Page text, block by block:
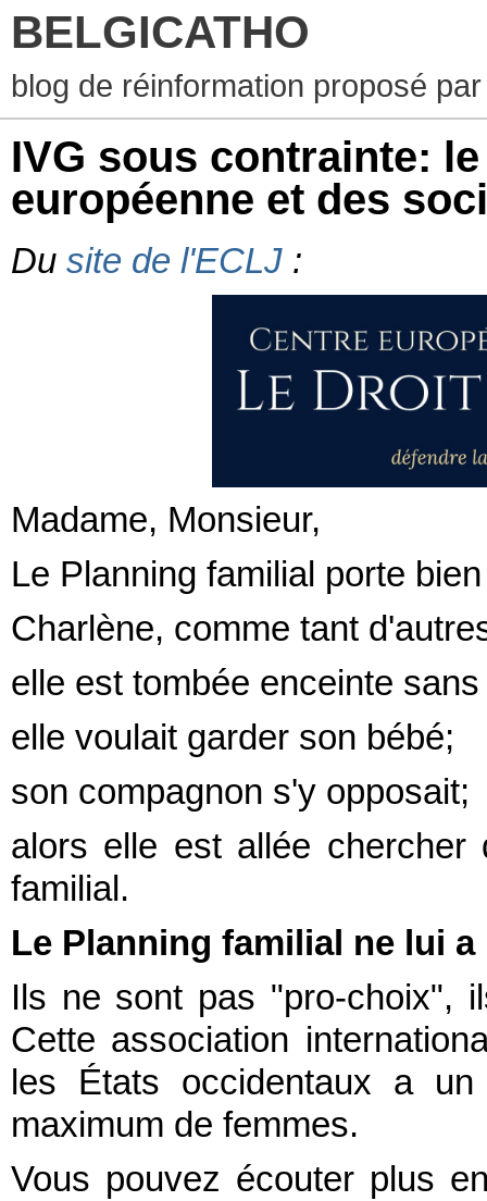
BELGICATHO
blog de réinformation proposé
IVG sous contrainte:
européenne et des
Du site de l'ECLJ :
Madame, Monsieur,
Le Planning familial porte
Charlène, comme tant
elle est tombée enceinte
elle voulait garder son bébé;
son compagnon s'y opposait;
alors elle est allée
familial.
Le Planning familial ne lui
Ils ne sont pas "pro-choix",
Cette association
les États occidentaux a
maximum de femmes.
Vous pouvez écouter plus